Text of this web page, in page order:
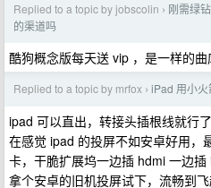
Replied to a topic by jobscolin › 刚需绿
的渠道吗
酷狗概念版每天送 vip ，是一样的曲
Replied to a topic by mrfox › iPad 用小
ipad 可以直出，转接头插根线就行
在感觉 ipad 的投屏不如安卓好用，
卡，干脆扩展坞一边插 hdmi 一边
拿个安卓的旧机投屏试下，流畅到